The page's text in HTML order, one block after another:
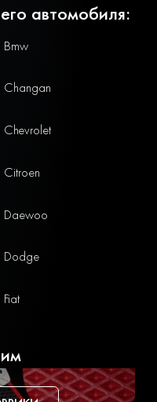
автомобиля:
Bmw
Changan
Chevrolet
Citroen
Daewoo
Dodge
Fiat
Genesis